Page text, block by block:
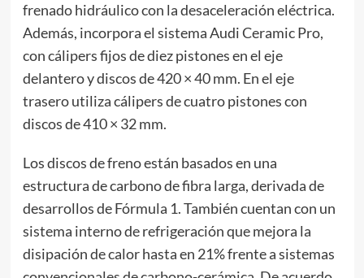
frenado hidráulico con la desaceleración eléctrica.
Además, incorpora el sistema Audi Ceramic Pro,
con cálipers fijos de diez pistones en el eje
delantero y discos de 420 × 40 mm. En el eje
trasero utiliza cálipers de cuatro pistones con
discos de 410 × 32 mm.
Los discos de freno están basados en una
estructura de carbono de fibra larga, derivada de
desarrollos de Fórmula 1. También cuentan con un
sistema interno de refrigeración que mejora la
disipación de calor hasta en 21% frente a sistemas